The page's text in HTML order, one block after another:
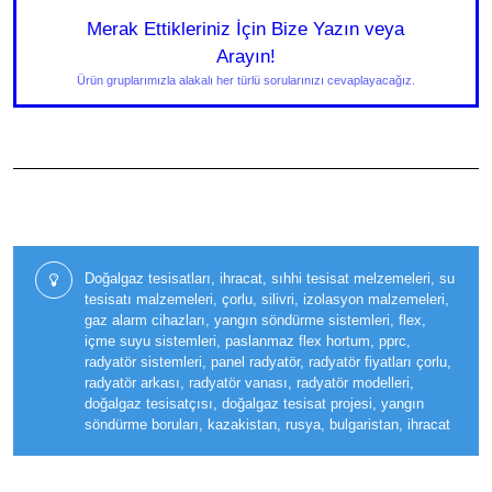
Merak Ettikleriniz İçin Bize Yazın veya
Arayın!
Ürün gruplarımızla alakalı her türlü sorularınızı cevaplayacağız.
Doğalgaz tesisatları, ihracat, sıhhi tesisat melzemeleri, su
tesisatı malzemeleri, çorlu, silivri, izolasyon malzemeleri,
gaz alarm cihazları, yangın söndürme sistemleri, flex,
içme suyu sistemleri, paslanmaz flex hortum, pprc,
radyatör sistemleri, panel radyatör, radyatör fiyatları çorlu,
radyatör arkası, radyatör vanası, radyatör modelleri,
doğalgaz tesisatçısı, doğalgaz tesisat projesi, yangın
söndürme boruları, kazakistan, rusya, bulgaristan, ihracat